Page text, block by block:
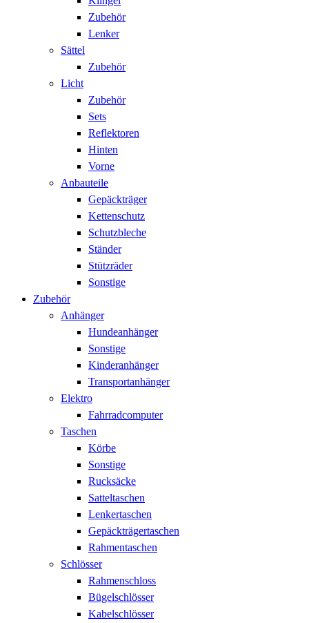
Zubehör
Lenker
Sättel
Zubehör
Licht
Zubehör
Sets
Reflektoren
Hinten
Vorne
Anbauteile
Gepäckträger
Kettenschutz
Schutzbleche
Ständer
Stützräder
Sonstige
Zubehör
Anhänger
Hundeanhänger
Sonstige
Kinderanhänger
Transportanhänger
Elektro
Fahrradcomputer
Taschen
Körbe
Sonstige
Rucksäcke
Satteltaschen
Lenkertaschen
Gepäckträgertaschen
Rahmentaschen
Schlösser
Rahmenschloss
Bügelschlösser
Kabelschlösser